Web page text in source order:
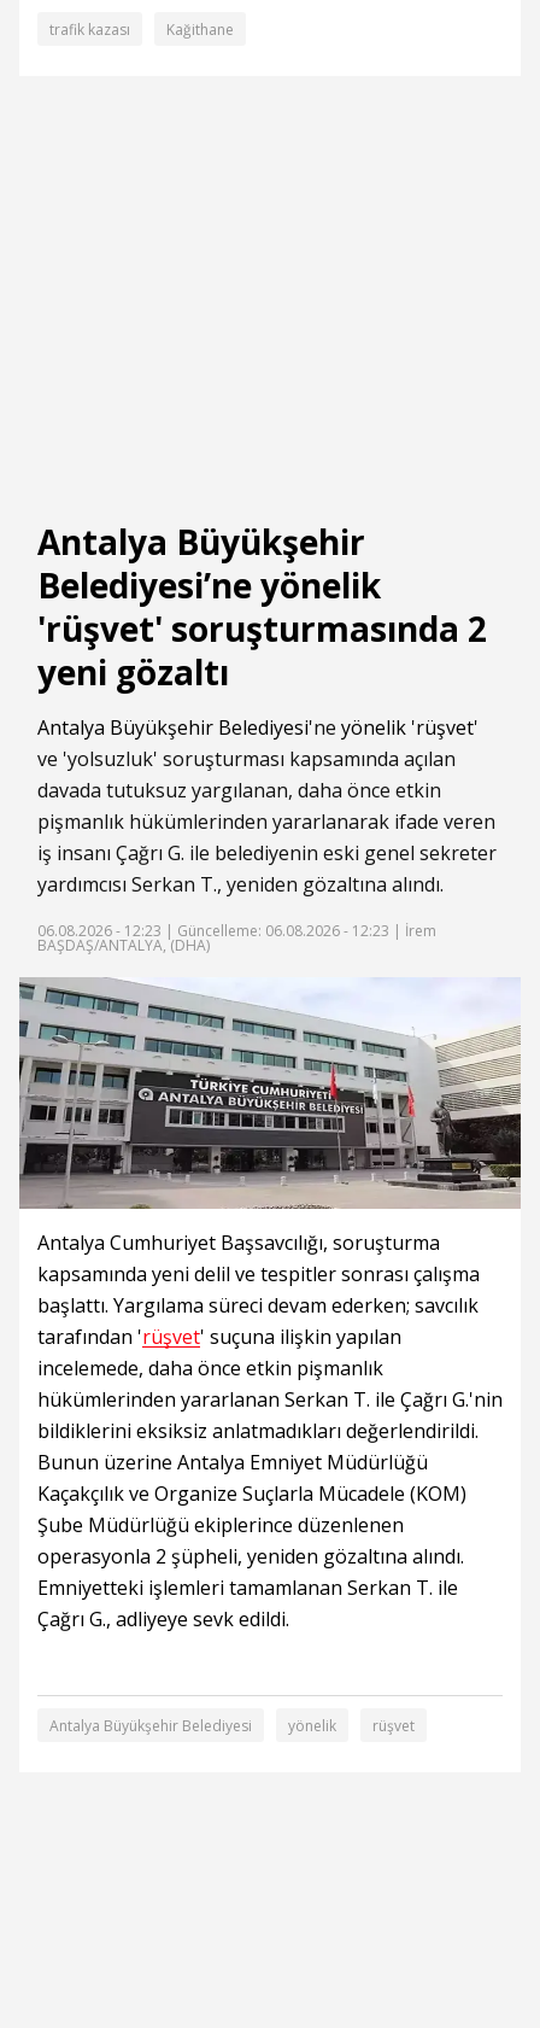
trafik kazası Kağithane
Antalya Büyükşehir
Belediyesi’ne yönelik
'rüşvet' soruşturmasında 2
yeni gözaltı
Antalya Büyükşehir Belediyesi'ne yönelik 'rüşvet'
ve 'yolsuzluk' soruşturması kapsamında açılan
davada tutuksuz yargılanan, daha önce etkin
pişmanlık hükümlerinden yararlanarak ifade veren
iş insanı Çağrı G. ile belediyenin eski genel sekreter
yardımcısı Serkan T., yeniden gözaltına alındı.
06.08.2026 - 12:23 | Güncelleme: 06.08.2026 - 12:23 | İrem
BAŞDAŞ/ANTALYA, (DHA)
Antalya Cumhuriyet Başsavcılığı, soruşturma
kapsamında yeni delil ve tespitler sonrası çalışma
başlattı. Yargılama süreci devam ederken; savcılık
tarafından 'rüşvet' suçuna ilişkin yapılan
incelemede, daha önce etkin pişmanlık
hükümlerinden yararlanan Serkan T. ile Çağrı G.'nin
bildiklerini eksiksiz anlatmadıkları değerlendirildi.
Bunun üzerine Antalya Emniyet Müdürlüğü
Kaçakçılık ve Organize Suçlarla Mücadele (KOM)
Şube Müdürlüğü ekiplerince düzenlenen
operasyonla 2 şüpheli, yeniden gözaltına alındı.
Emniyetteki işlemleri tamamlanan Serkan T. ile
Çağrı G., adliyeye sevk edildi.
Antalya Büyükşehir Belediyesi yönelik rüşvet